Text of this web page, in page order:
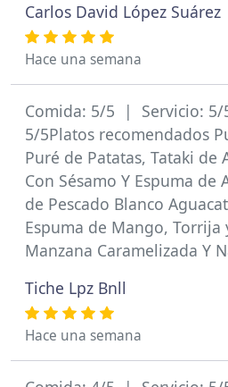
Carlos David López Suárez
Hace una semana
Comida: 5/5 | Servicio:
5/5Platos recomendados
Puré de Patatas, Tataki de
Con Sésamo Y Espuma de
de Pescado Blanco
Espuma de Mango, Torrija
Manzana Caramelizada Y
Tiche Lpz Bnll
Hace una semana